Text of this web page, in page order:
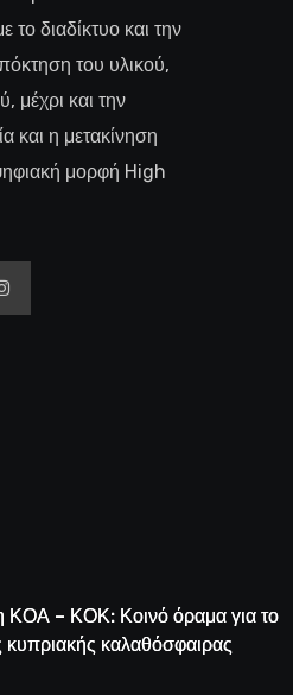
διαδίκτυο και την
του υλικού,
μέχρι και την
και η μετακίνηση
μορφή High
ΚΟΑ – ΚΟΚ: Κοινό όραμα για το
κυπριακής καλαθόσφαιρας